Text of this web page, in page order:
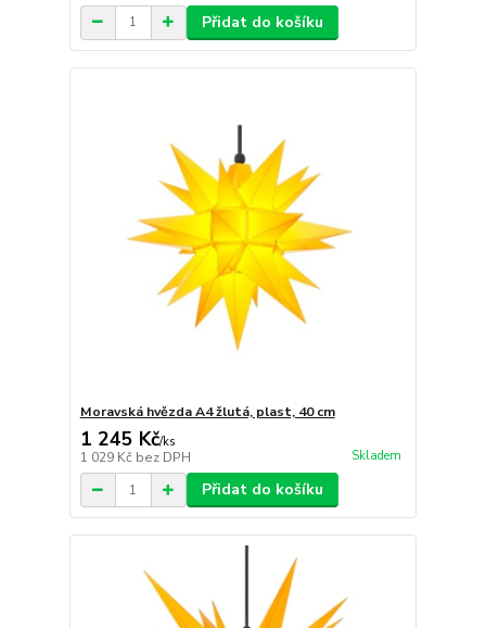
Přidat do košíku
Moravská hvězda A4 žlutá, plast, 40 cm
1 245 Kč/ks
1 029 Kč bez DPH Skladem
Přidat do košíku